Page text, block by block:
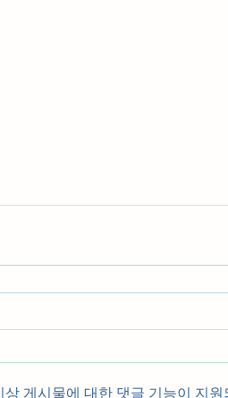
상 게시물에 대한 댓글 기능이 지